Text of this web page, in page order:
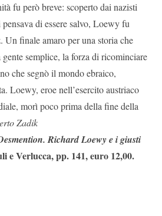
fu però breve: scoperto dai nazisti
di essere salvo, Loewy fu
Un finale amaro per una storia che
gente semplice, la forza di ricominciare
che segnò il mondo ebraico,
Loewy, eroe nell’esercito austriaco
morì poco prima della fine della
Zadik
Richard Loewy e i giusti
e Verlucca, pp. 141, euro 12,00.